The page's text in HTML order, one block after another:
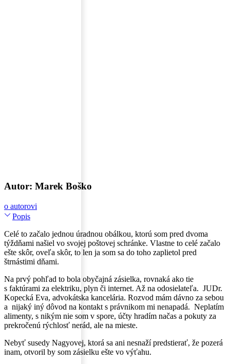
Autor: Marek Boško
o autorovi
Popis
Celé to začalo jednou úradnou obálkou, ktorú som pred dvoma
týždňami našiel vo svojej poštovej schránke. Vlastne to celé začalo
ešte skôr, oveľa skôr, to len ja som sa do toho zaplietol pred
štrnástimi dňami.
Na prvý pohľad to bola obyčajná zásielka, rovnaká ako tie
s faktúrami za elektriku, plyn či internet. Až na odosielateľa. JUDr.
Kopecká Eva, advokátska kancelária. Rozvod mám dávno za sebou
a nijaký iný dôvod na kontakt s právnikom mi nenapadá. Neplatím
alimenty, s nikým nie som v spore, účty hradím načas a pokuty za
prekročenú rýchlosť nerád, ale na mieste.
Nebyť susedy Nagyovej, ktorá sa ani nesnaží predstierať, že pozerá
inam, otvoril by som zásielku ešte vo výťahu.